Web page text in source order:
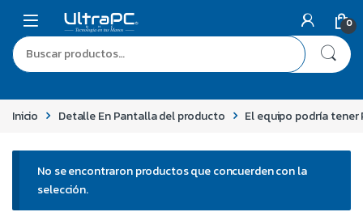
0
Inicio Detalle En Pantalla del producto El equipo podría tener
No se encontraron productos que concuerden con la
selección.